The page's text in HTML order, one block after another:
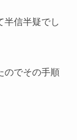
半信半疑でし
のでその手順